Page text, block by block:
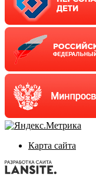
Карта сайта